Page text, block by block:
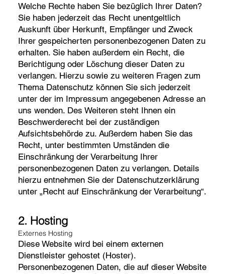
Welche Rechte haben Sie bezüglich Ihrer Daten?
Sie haben jederzeit das Recht unentgeltlich
Auskunft über Herkunft, Empfänger und Zweck
Ihrer gespeicherten personenbezogenen Daten zu
erhalten. Sie haben außerdem ein Recht, die
Berichtigung oder Löschung dieser Daten zu
verlangen. Hierzu sowie zu weiteren Fragen zum
Thema Datenschutz können Sie sich jederzeit
unter der im Impressum angegebenen Adresse an
uns wenden. Des Weiteren steht Ihnen ein
Beschwerderecht bei der zuständigen
Aufsichtsbehörde zu. Außerdem haben Sie das
Recht, unter bestimmten Umständen die
Einschränkung der Verarbeitung Ihrer
personenbezogenen Daten zu verlangen. Details
hierzu entnehmen Sie der Datenschutzerklärung
unter „Recht auf Einschränkung der Verarbeitung“.
2. Hosting
Externes Hosting
Diese Website wird bei einem externen
Dienstleister gehostet (Hoster).
Personenbezogenen Daten, die auf dieser Website